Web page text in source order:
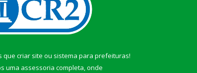
que criar site ou sistema para prefeituras!
uma assessoria completa, onde